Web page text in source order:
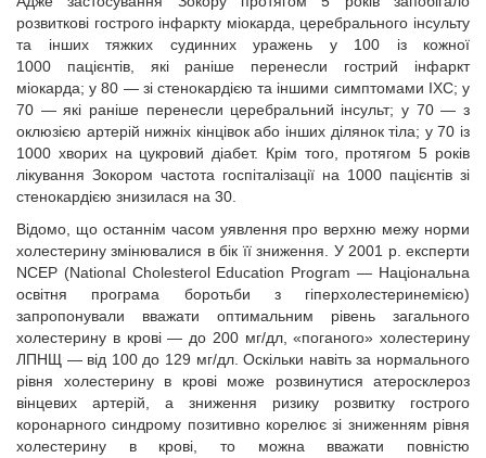
розвиткові гострого інфаркту міокарда, церебрального інсульту
та інших тяжких судинних уражень у 100 із кожної
1000 пацієнтів, які раніше перенесли гострий інфаркт
міокарда; у 80 — зі стенокардією та іншими симптомами ІХС; у
70 — які раніше перенесли церебральний інсульт; у 70 — з
оклюзією артерій нижніх кінцівок або інших ділянок тіла; у 70 із
1000 хворих на цукровий діабет. Крім того, протягом 5 років
лікування Зокором частота госпіталізації на 1000 пацієнтів зі
стенокардією знизилася на 30.
Відомо, що останнім часом уявлення про верхню межу норми
холестерину змінювалися в бік її зниження. У 2001 р. експерти
NCEP (National Cholesterol Education Program — Національна
освітня програма боротьби з гіперхолестеринемією)
запропонували вважати оптимальним рівень загального
холестерину в крові — до 200 мг/дл, «поганого» холестерину
ЛПНЩ — від 100 до 129 мг/дл. Оскільки навіть за нормального
рівня холестерину в крові може розвинутися атеросклероз
вінцевих артерій, а зниження ризику розвитку гострого
коронарного синдрому позитивно корелює зі зниженням рівня
холестерину в крові, то можна вважати повністю